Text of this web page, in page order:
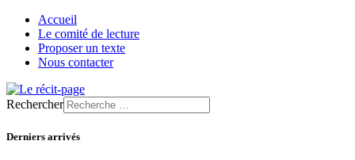
Accueil
Le comité de lecture
Proposer un texte
Nous contacter
Rechercher
Derniers arrivés